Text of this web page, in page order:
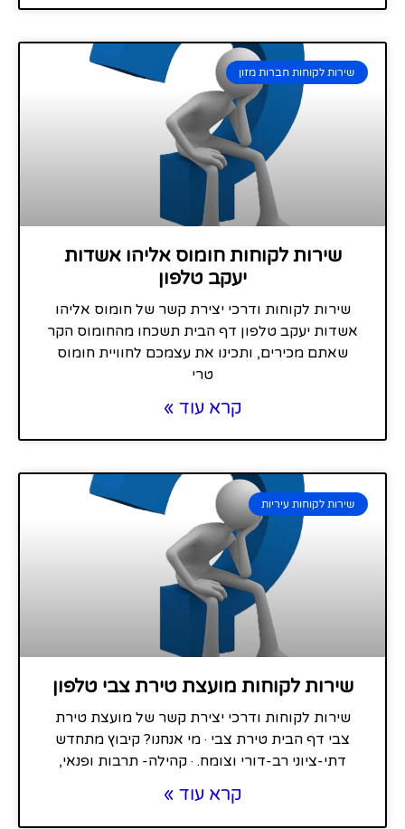
שירות לקוחות חברות מזון
שירות לקוחות חומוס אליהו אשדות
יעקב טלפון
שירות לקוחות ודרכי יצירת קשר של חומוס אליהו
אשדות יעקב טלפון דף הבית תשכחו מהחומוס הקר
שאתם מכירים, ותכינו את עצמכם לחוויית חומוס
טרי
קרא עוד »
שירות לקוחות עיריות
שירות לקוחות מועצת טירת צבי טלפון
שירות לקוחות ודרכי יצירת קשר של מועצת טירת
צבי דף הבית טירת צבי · מי אנחנו? קיבוץ מתחדש
דתי-ציוני רב-דורי וצומח. · קהילה- תרבות ופנאי,
קרא עוד »